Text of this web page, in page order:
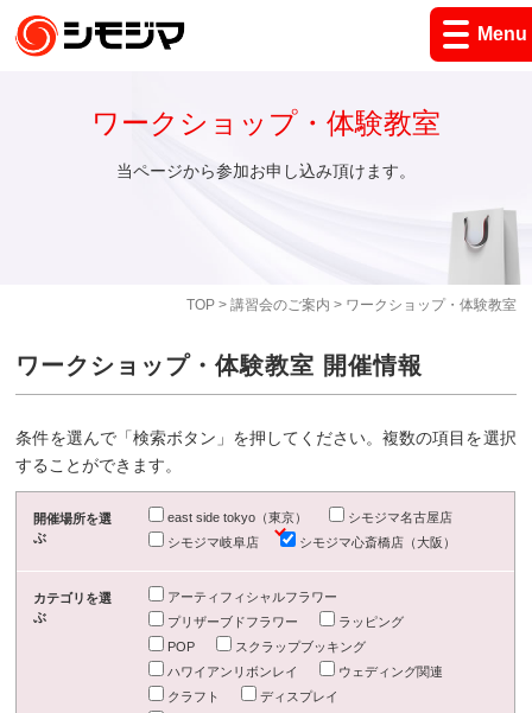
Menu
TOP> 講習会のご案内 > ワークショップ・体験教室
ワークショップ・体験教室
当ページから参加お申し込み頂けます。
ワークショップ・体験教室 開催情報
条件を選んで「検索ボタン」を押してください。複数の項目を選択
することができます。
開催場所を選
ぶ
east side tokyo（東京）
シモジマ名古屋店
シモジマ岐阜店
シモジマ心斎橋店（大阪）
カテゴリを選
ぶ
アーティフィシャルフラワー
プリザーブドフラワー
ラッピング
POP
スクラップブッキング
ハワイアンリボンレイ
ウェディング関連
クラフト
ディスプレイ